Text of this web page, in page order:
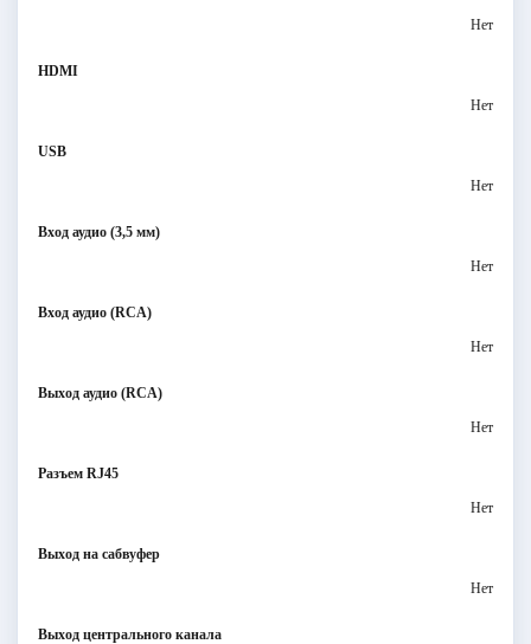
Нет
HDMI
Нет
USB
Нет
Вход аудио (3,5 мм)
Нет
Вход аудио (RCA)
Нет
Выход аудио (RCA)
Нет
Разъем RJ45
Нет
Выход на сабвуфер
Нет
Выход центрального канала